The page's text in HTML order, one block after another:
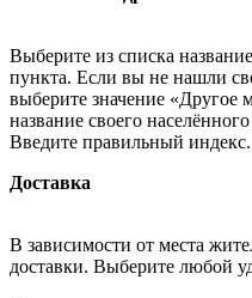
Выберите из списка
пункта. Если вы не нашли
выберите значение
название своего
Введите правильный индекс.
Доставка
В зависимости от места
доставки. Выберите любой